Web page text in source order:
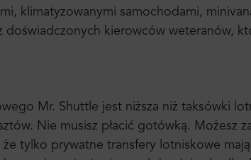
klimatyzowanymi samochodami,
doświadczonych kierowców weteranów,
Mr. Shuttle jest niższa niż taksówki
Nie musisz płacić gotówką. Możesz
że tylko prywatne transfery lotniskowe